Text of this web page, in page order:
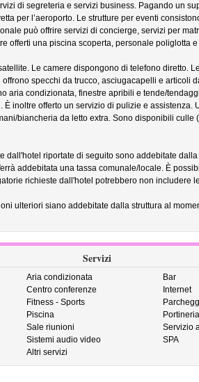
di segreteria e servizi business. Pagando un
per l’aeroporto. Le strutture per eventi
può offrire servizi di concierge, servizi per
offerti una piscina scoperta, personale poliglotta
Le camere dispongono di telefono diretto.
specchi da trucco, asciugacapelli e articoli
aria condizionata, finestre apribili e tende/
È inoltre offerto un servizio di pulizie e assistenza.
biancheria da letto extra. Sono disponibili culle
dall'hotel riportate di seguito sono addebitate
addebitata una tassa comunale/locale. È
richieste dall'hotel potrebbero non includere
ulteriori siano addebitate dalla struttura al
Servizi
Aria condizionata
Bar
Centro conferenze
Internet
Fitness - Sports
Piscina
Portineria
Sale riunioni
Servizio
Sistemi audio video
SPA
Altri servizi